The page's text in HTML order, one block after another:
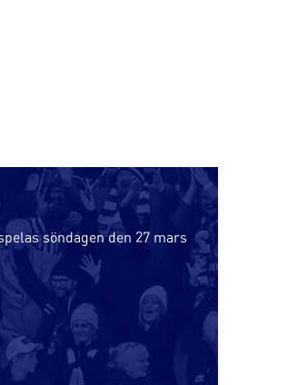
söndagen den 27 mars